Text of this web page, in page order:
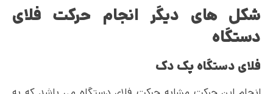
شکل های دیگر انجام حرکت فلای
دستگاه
فلای دستگاه پک دک